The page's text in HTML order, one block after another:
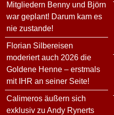
Mitgliedern Benny und Björn
war geplant! Darum kam es
nie zustande!
Florian Silbereisen
moderiert auch 2026 die
Goldene Henne – erstmals
mit IHR an seiner Seite!
Calimeros äußern sich
exklusiv zu Andy Rynerts